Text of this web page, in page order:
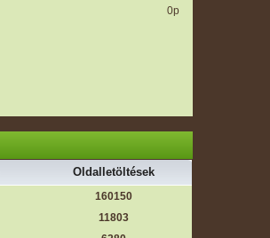
0p
Oldalletöltések
160150
11803